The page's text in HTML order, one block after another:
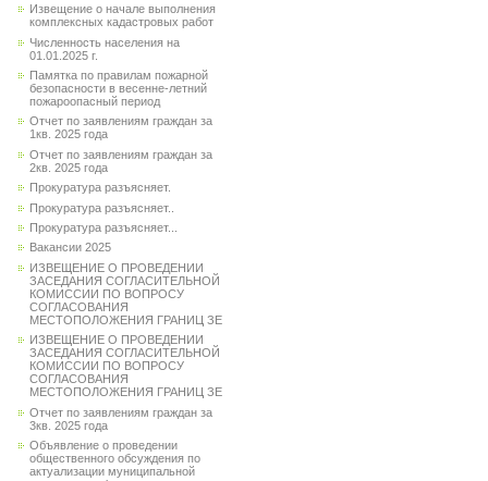
Извещение о начале выполнения
комплексных кадастровых работ
Численность населения на
01.01.2025 г.
Памятка по правилам пожарной
безопасности в весенне-летний
пожароопасный период
Отчет по заявлениям граждан за
1кв. 2025 года
Отчет по заявлениям граждан за
2кв. 2025 года
Прокуратура разъясняет.
Прокуратура разъясняет..
Прокуратура разъясняет...
Вакансии 2025
ИЗВЕЩЕНИЕ О ПРОВЕДЕНИИ
ЗАСЕДАНИЯ СОГЛАСИТЕЛЬНОЙ
КОМИССИИ ПО ВОПРОСУ
СОГЛАСОВАНИЯ
МЕСТОПОЛОЖЕНИЯ ГРАНИЦ ЗЕ
ИЗВЕЩЕНИЕ О ПРОВЕДЕНИИ
ЗАСЕДАНИЯ СОГЛАСИТЕЛЬНОЙ
КОМИССИИ ПО ВОПРОСУ
СОГЛАСОВАНИЯ
МЕСТОПОЛОЖЕНИЯ ГРАНИЦ ЗЕ
Отчет по заявлениям граждан за
3кв. 2025 года
Объявление о проведении
общественного обсуждения по
актуализации муниципальной